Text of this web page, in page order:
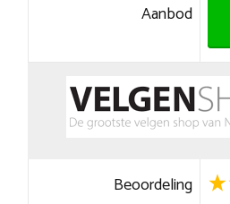
Aanbod
Beoordeling